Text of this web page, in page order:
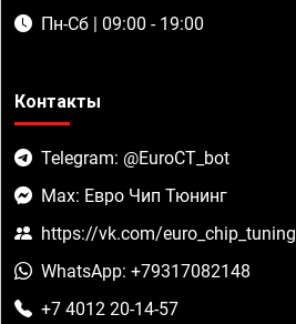
Пн-Сб | 09:00 - 19:00
Контакты
Telegram: @EuroCT_bot
Max: Евро Чип Тюнинг
https://vk.com/euro_chip_tuning
WhatsApp: +79317082148
+7 4012 20-14-57